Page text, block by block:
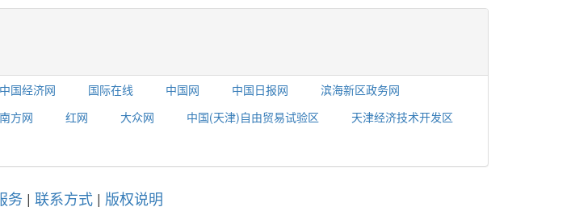
中国经济网 国际在线 中国网 中国日报网
滨海新区政务网
南方网 红网 大众网 中国(天津)自由贸易试验区
天津经济技术开发区
务 | 联系方式| 版权说明